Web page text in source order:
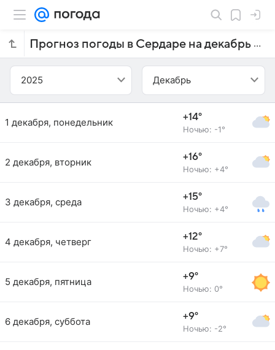
Прогноз погоды в Сердаре на декабрь 2025 года
2025 Декабрь
1 декабря, понедельник +14°
Ночью: -1°
2 декабря, вторник +16°
Ночью: +4°
3 декабря, среда +15°
Ночью: +4°
4 декабря, четверг +12°
Ночью: +7°
5 декабря, пятница +9°
Ночью: 0°
6 декабря, суббота +9°
Ночью: -2°